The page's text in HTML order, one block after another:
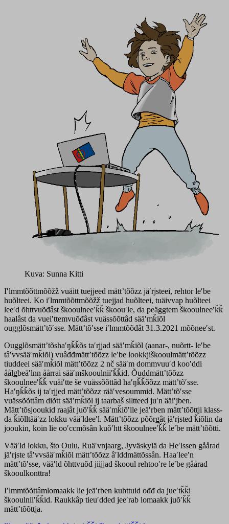
Kuva: Sunna Kitti
Iʹlmmtõõttmõõžž vuäitt tuejjeed mättʼtõõzz jäʹrjsteei, rehtor leʹbe
huõlteei. Ko iʹlmmtõõttmõõžž tuejjad huõlteei, tuäivvap huõlteei
leeʹd õhttvuõđâst škooulneeʹǩǩ škoouʹle, da peäggtem škooulneeʹǩǩ
haalâst da vueiʹttemvuõđâst vuässõõttâd sääʹmǩiõl
ougglõsmättʼtõʹsse. Mättʼtõʹsse iʹlmmtõõđât 31.3.2021 mõõneeʹst.
Ougglõsmättʼtõshaʹŋǩǩõs taʹrjjad sääʹmǩiõl (aanar-, nuõrtt- leʹbe
tâʹvvsääʹmǩiõl) vuâđđmättʼtõõzz leʹbe lookkjiškooulmättʼtõõzz
tiuddeei sääʹmǩiõl mättʼtõõzz 2 nč sääʹm dommvuuʹd kooʹddi
åålǥbeäʹlnn åårrai sääʹmškooulniiʹǩǩid. Õuddmättʼtõõzz
škooulneeʹǩǩ vuäiʹtte še vuässõõttâd haʹŋǩǩõõzz mättʼtõʹsse.
Haʹŋǩǩõs ij taʹrjjed mättʼtõõzz rääʹvesoummid. Mättʼtõʹsse
vuässõõttâm diõtt sääʹmǩiõl ij taarbaš siltteed juʹn ääiʹjben.
Mättʼtõsjooukid raajât juõʹǩǩ sääʹmǩiõʹlle jeäʹrben mättʼtõõttji klass-
da ǩiõlltääʹzz lokku vääʹldeeʹl. Mättʼtõõzz põõrǥât jäʹrjsted ǩiõlin da
jooukin, koin lie ooʹccmõsân kuõʹhtt škooulneeʹǩǩ leʹbe mättʼtõõtti.
Vääʹld lokku, što Oulu, Ruäʹvnjaarǥ, Jyväskylä da Heʹlssen gåårad
jäʹrjste tâʹvvsääʹmǩiõl mättʼtõõzz âʹlddmättõssân. Haaʹleeʹn
mättʼtõʹsse, vääʹld õhttvuõđ jiijjad škooul rehtooʹre leʹbe gåårad
škooulkonttra!
Iʹlmmtõõttâmlomaakk lie jeäʹrben kuhttuid ođđ da jueʹtǩǩi
škooulniiʹǩǩid. Raukkâp tieuʹdded jeeʹrab lomaakk juõʹǩǩ
mättʼtõõttja.